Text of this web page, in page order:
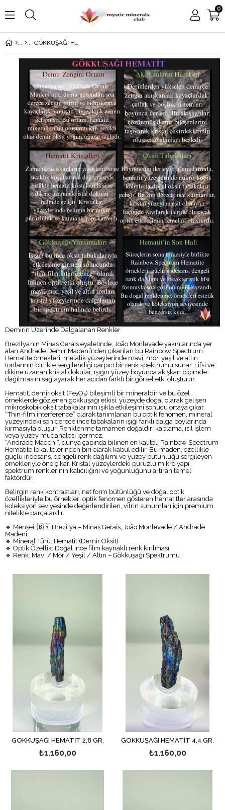
0
GÖKKUŞAĞI HEMATİT
Demirin Üzerinde Dalgalanan Renkler
Brezilya’nın Minas Gerais eyaletinde, João Monlevade yakınlarında yer
alan Andrade Demir Madeni’nden çıkarılan bu Rainbow Spectrum
Hematite örnekleri, metalik yüzeylerinde mavi, mor, yeşil ve altın
tonlarının birlikte sergilendiği çarpıcı bir renk spektrumu sunar. Lifsi ve
dikine uzanan kristal dokular, ışığın yüzey boyunca akışkan biçimde
dağılmasını sağlayarak her açıdan farklı bir görsel etki oluşturur.
Hematit, demir oksit (Fe₂O₃) bileşimli bir mineraldir ve bu özel
örneklerde gözlenen gökkuşağı etkisi, yüzeyde doğal olarak gelişen
mikroskobik oksit tabakalarının ışıkla etkileşimi sonucu ortaya çıkar.
“Thin-film interference” olarak tanımlanan bu optik fenomen, mineral
yüzeyindeki son derece ince tabakaların ışığı farklı dalga boylarında
kırmasıyla oluşur. Renklenme tamamen doğaldır; kaplama, ısıl işlem
veya yüzey müdahalesi içermez.
“Andrade Madeni”, dünya çapında bilinen en kaliteli Rainbow Spectrum
Hematite lokalitelerinden biri olarak kabul edilir. Bu maden, özellikle
güçlü iridesans, dengeli renk dağılımı ve yüzey bütünlüğü sergileyen
örnekleriyle öne çıkar. Kristal yüzeylerdeki pürüzlü mikro yapı,
spektrum renklerinin kalıcılığını ve yoğunluğunu artıran temel
faktördür.
Belirgin renk kontrastları, net form bütünlüğü ve doğal optik
özellikleriyle bu örnekler; optik fenomen gösteren hematitler arasında
koleksiyon seviyesinde değerlendirilen, vitrin sunumları için premium
nitelikte parçalardır.
🔹 Menşei: 🇧🇷 Brezilya – Minas Gerais, João Monlevade / Andrade
Madeni
🔹 Mineral Türü: Hematit (Demir Oksit)
🔹 Optik Özellik: Doğal ince film kaynaklı renk kırılması
🔹 Renk: Mavi / Mor / Yeşil / Altın – Gökkuşağı Spektrumu
GÖKKUŞAĞI HEMATİT 2,8 GR.
₺1.160,00
GÖKKUŞAĞI HEMATİT 4,4 GR.
₺1.160,00